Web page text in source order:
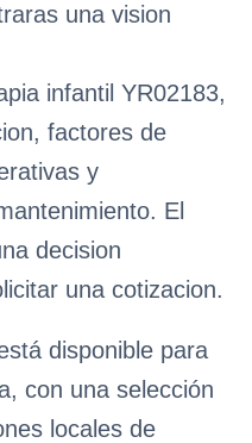
una vision
infantil YR02183,
factores de
y
El
decision
una cotizacion.
disponible para
con una selección
locales de